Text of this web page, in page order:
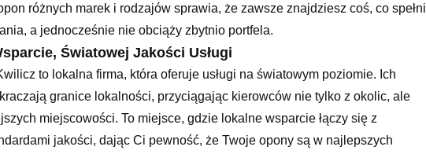
różnych marek i rodzajów sprawia, że zawsze znajdziesz coś, co spełni
a jednocześnie nie obciąży zbytnio portfela.
Światowej Jakości Usługi
to lokalna firma, która oferuje usługi na światowym poziomie. Ich
granice lokalności, przyciągając kierowców nie tylko z okolic, ale
miejscowości. To miejsce, gdzie lokalne wsparcie łączy się z
jakości, dając Ci pewność, że Twoje opony są w najlepszych